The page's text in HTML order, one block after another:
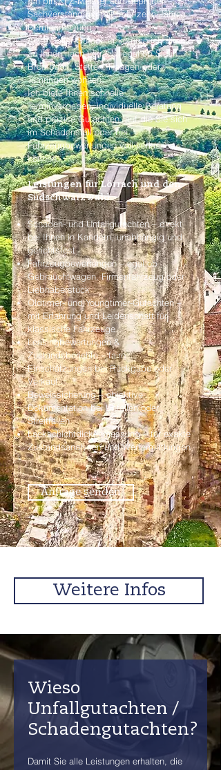
Sachverständiger mit über zehn Jahren
Berufserfahrung.
Als mobiler Gutachter komme ich direkt
zu Ihnen nach Lörrach, egal ob Sie in
Brombach, Stetten, Haagen oder
Tumringen wohnen.
Ich biete Ihnen schnelle
Terminvergaben, individuelle Beratung
und präzise Gutachten, auf die Sie sich
im Schadensfall oder bei
Fahrzeugbewertungen voll verlassen
können.
Leistungen für Lörrach und den
Südschwarzwald
Schaden- und Unfallgutachten – direkt
bei Ihnen in Kandern, unabhängig und
gerichtsfest
Fahrzeugbewertungen – egal ob
Gebrauchtwagen, Firmenfahrzeug oder
Liebhaberstück
Oldtimer- und Youngtimer-Gutachten –
mit Erfahrung und Leidenschaft für
klassische Fahrzeuge
Leasingbewertungen &
Zustandsberichte – faire
Einschätzungen bei Rückgabe oder
Verkauf
Beweissicherung – objektive
Dokumentation bei Unfällen oder
Streitfällen
Lackschichtdickenmessung – für exakte
Zustandsanalysen und Wertermittlungen
Anfrage senden
Weitere Infos
Wieso
Unfallgutachten /
Schadengutachten?
Damit Sie alle Leistungen erhalten, die